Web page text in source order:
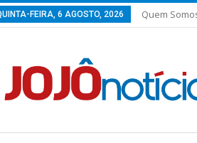
FEIRA, 6 AGOSTO, 2026 Quem